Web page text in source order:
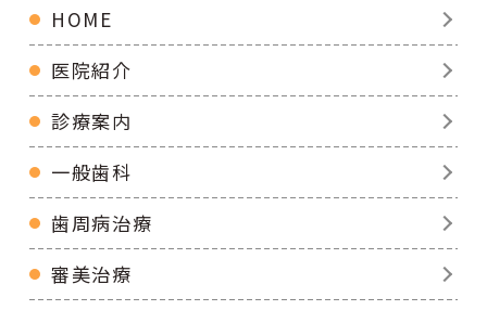
HOME
医院紹介
診療案内
一般歯科
歯周病治療
審美治療